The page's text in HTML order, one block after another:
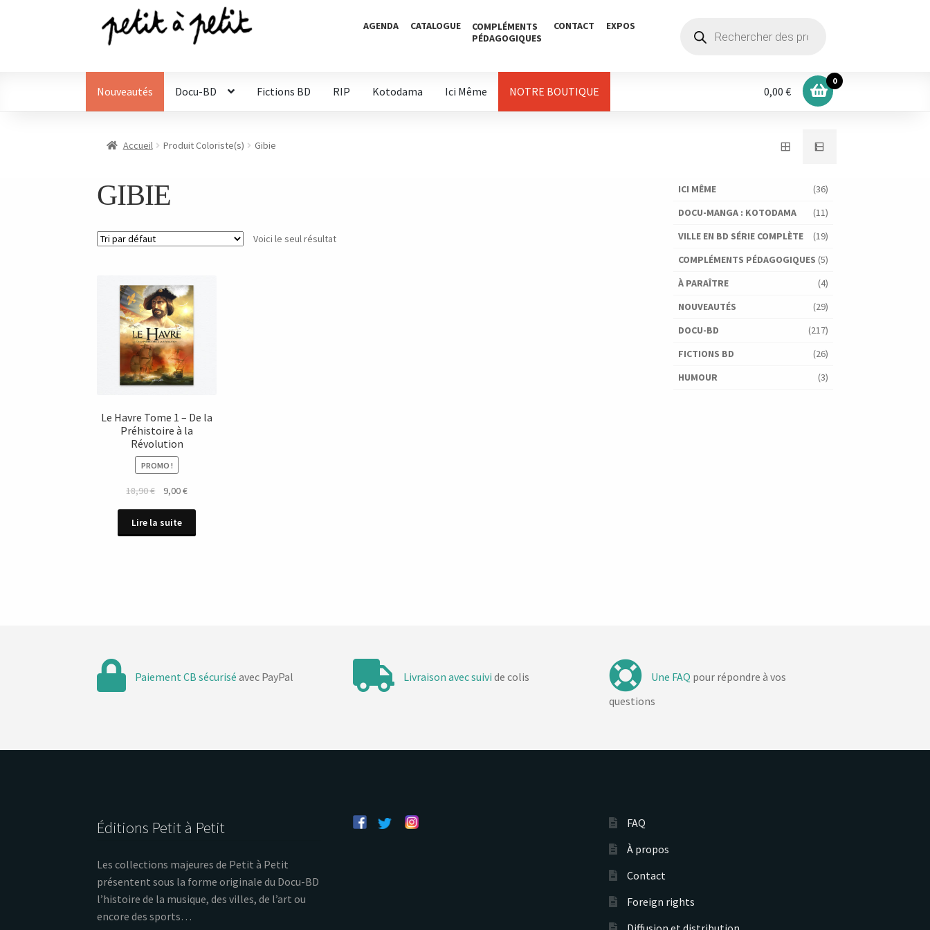
Aller
navigation
Aller
AGENDA CATALOGUE
COMPLÉMENTS
PÉDAGOGIQUES
CONTACT EXPOS
produits
Nouveautés Docu-BD Fictions BD RIP Kotodama Ici Même NOTRE BOUTIQUE 0,00 €
0
Accueil Produit Coloriste(s) Gibie
GIBIE
Voici le seul résultat
Le Havre Tome 1 – De la
Préhistoire à la
Révolution
PROMO !
18,90€
Le
initial
était :
9,00€Le
est :
Lire la suite
ICI MÊME
(36)
DOCU-MANGA : KOTODAMA
(11)
VILLE EN BD SÉRIE COMPLÈTE
(19)
COMPLÉMENTS PÉDAGOGIQUES (5)
À PARAÎTRE
(4)
NOUVEAUTÉS
(29)
DOCU-BD
(217)
FICTIONS BD
(26)
HUMOUR
(3)
Paiement CB sécurisé avec PayPal Livraison avec suivi de colis Une FAQ pour répondre à vos
questions
Éditions Petit à Petit
Les collections majeures de Petit à Petit
présentent sous la forme originale du Docu-BD
l’histoire de la musique, des villes, de l’art ou
encore des sports…
FAQ
À propos
Contact
Foreign rights